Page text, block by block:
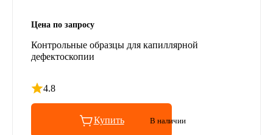
Цена по запросу
Контрольные образцы для капиллярной
дефектоскопии
4.8
Рейтинг 4.8 из 5
Купить В наличии